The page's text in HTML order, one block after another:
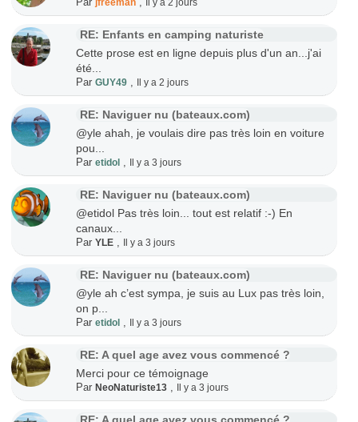
jfreeman Il y a 2 jours
RE: Enfants en camping naturiste
Cette prose est en ligne depuis plus d'un an...j'ai
été...
ParGUY49 Il y a 2 jours
RE: Naviguer nu (bateaux.com)
@yle ahah, je voulais dire pas très loin en voiture
pou...
Paretidol Il y a 3 jours
RE: Naviguer nu (bateaux.com)
@etidol Pas très loin... tout est relatif :-) En
canaux...
ParYLE Il y a 3 jours
RE: Naviguer nu (bateaux.com)
@yle ah c’est sympa, je suis au Lux pas très loin,
on p...
Paretidol Il y a 3 jours
RE: A quel age avez vous commencé ?
Merci pour ce témoignage
ParNeoNaturiste13 Il y a 3 jours